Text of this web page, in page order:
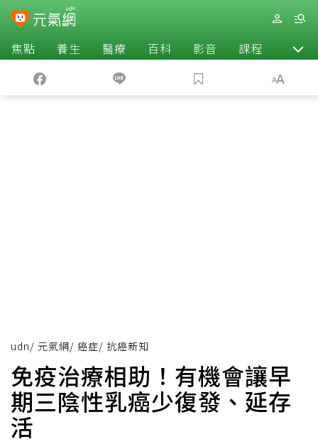
焦點 養生 醫療 百科 影音 課程 退休
udn/ 元氣網/ 癌症/ 抗癌新知
免疫治療相助！有機會讓早
期三陰性乳癌少復發、延存
活